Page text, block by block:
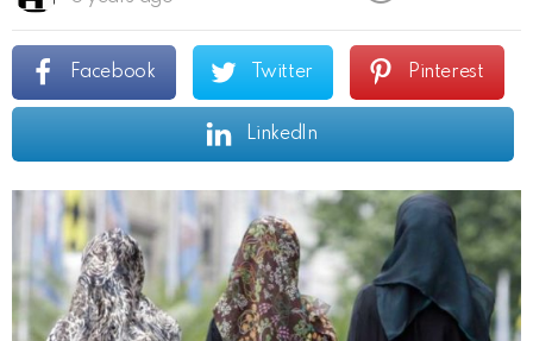
Facebook Twitter Pinterest
LinkedIn